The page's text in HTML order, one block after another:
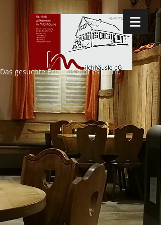
Das gesuchte Erlebnis gibt es nicht.